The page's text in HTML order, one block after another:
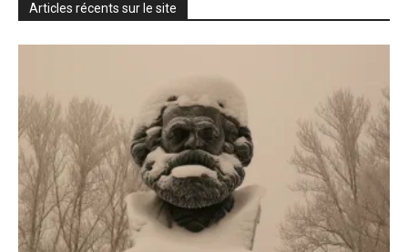
Articles récents sur le site